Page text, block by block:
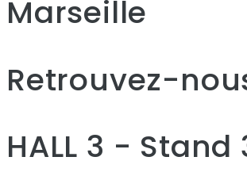
Marseille
Retrouvez-
HALL 3 - Stand